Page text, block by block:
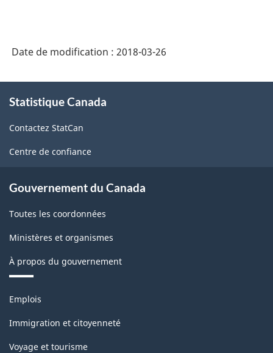
Date de modification : 2018-03-26
propos
ce
site
Statistique Canada
Contactez StatCan
Centre de confiance
Gouvernement du Canada
Toutes les coordonnées
Ministères et organismes
À propos du gouvernement
Thèmes
sujets
Emplois
Immigration et citoyenneté
Voyage et tourisme